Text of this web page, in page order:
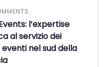
l’expertise
al servizio dei
nel sud della